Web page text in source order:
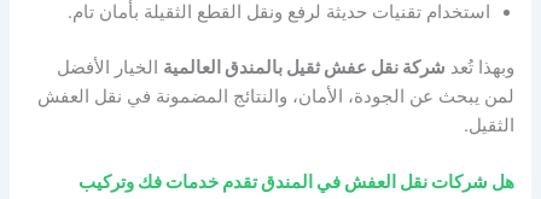
استخدام تقنيات حديثة لرفع ونقل القطع الثقيلة بأمان تام.
وبهذا تُعد شركة نقل عفش ثقيل بالمندق العالمية الخيار الأفضل
لمن يبحث عن الجودة، الأمان، والنتائج المضمونة في نقل العفش
الثقيل.
هل شركات نقل العفش في المندق تقدم خدمات فك وتركيب